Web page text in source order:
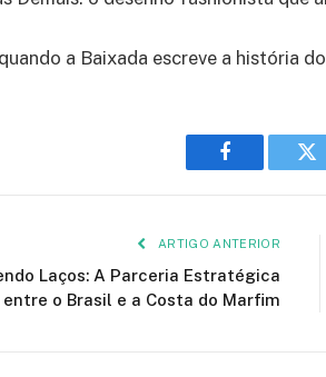
a Baixada escreve a história
Facebook
ARTIGO ANTERIOR
Laços: A Parceria Estratégica
entre o Brasil e a Costa do Marfim